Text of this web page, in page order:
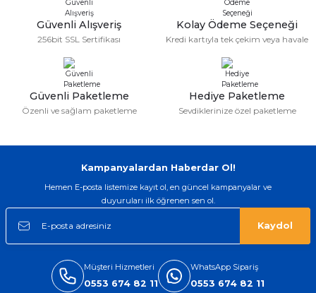
Bu ürüne benzer farklı alternatifler olmalı.
Güvenli Alışveriş
256bit SSL Sertifikası
Kolay Ödeme Seçeneği
Kredi kartıyla tek çekim veya havale
Güvenli Paketleme
Özenli ve sağlam paketleme
Hediye Paketleme
Sevdiklerinize özel paketleme
Kampanyalardan Haberdar Ol!
Hemen E-posta listemize kayıt ol, en güncel kampanyalar ve
duyuruları ilk öğrenen sen ol.
Kaydol
Müşteri Hizmetleri
0553 674 82 11
WhatsApp Sipariş
0553 674 82 11